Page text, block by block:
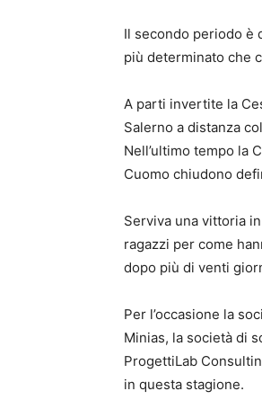
Il secondo periodo è
più determinato che
A parti invertite la
Salerno a distanza
Nell’ultimo tempo la
Cuomo chiudono
Serviva una vittoria
ragazzi per come
dopo più di venti
Per l’occasione la
Minias, la società di
ProgettiLab
in questa stagione.